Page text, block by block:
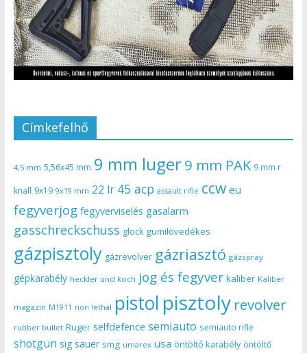
Címkefelhő
4,5 mm 5,56x45 mm 9 mm luger9 mm PAK 9 mm r
knall 9x19 9x19 mm 22 lr 45 acp assault rifle ccw eu
fegyverjog fegyverviselés gasalarm
gasschreckschuss glock gumilövedékes
gázpisztoly gázrevolver gázriasztó gázspray
gépkarabély heckler und koch jog és fegyver kaliber Kaliber
magazin M1911 non lethal pistol pisztoly revolver
rubber bullet Ruger selfdefence semiauto semiauto rifle
shotgun sig sauer smg umarex usa öntöltő karabély öntöltő